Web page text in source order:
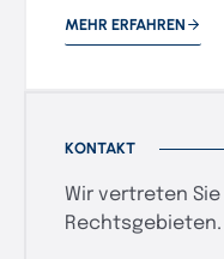
MEHR ERFAHREN
KONTAKT
Wir vertreten
Rechtsgebieten.